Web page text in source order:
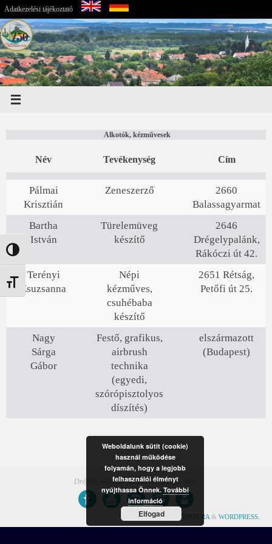
Nagy kontraszt váltása
Betűméret váltása
Adatkezelési tájékoztató
Alkotók, kézművesek
Név Tevékenység Cím
Pálmai
Krisztián
Zeneszerző
2660
Balassagyarmat
Bartha
István
Türelemüveg
készítő
2646
Drégelypalánk,
Rákóczi út 42.
Terényi
Zsuzsanna
Népi
kézműves,
csuhébaba
készítő
2651 Rétság,
Petőfi út 25.
Nagy
Sárga
Gábor
Festő, grafikus,
airbrush
technika
(egyedi,
szórópisztolyos
díszítés)
elszármazott
(Budapest)
Drégelypalánk hivatalos honlapja (c) 2025
POWERED BY TEMPERA& WORDPRESS.
Weboldalunk sütit (cookie)
használ működése
folyamán, hogy a legjobb
felhasználói élményt
nyújthassa Önnek.További
információ
Elfogad